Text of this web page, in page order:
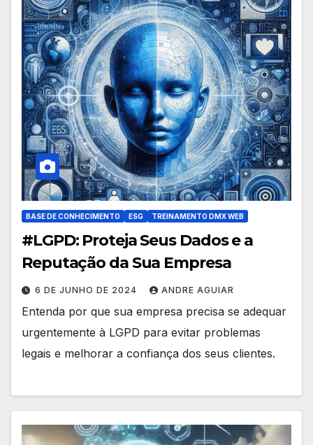
BASE DE CONHECIMENTO ESG TREINAMENTO DMX WEB
#LGPD: Proteja Seus Dados e a
Reputação da Sua Empresa
6 DE JUNHO DE 2024 ANDRE AGUIAR
Entenda por que sua empresa precisa se adequar
urgentemente à LGPD para evitar problemas
legais e melhorar a confiança dos seus clientes.